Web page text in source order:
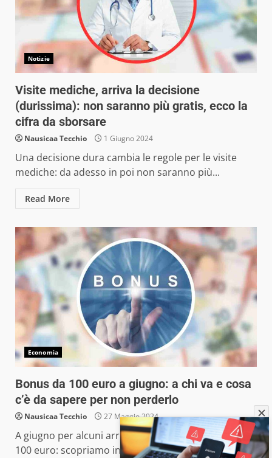
Notizie
Visite mediche, arriva la decisione
(durissima): non saranno più gratis, ecco la
cifra da sborsare
Nausicaa Tecchio 1 Giugno 2024
Una decisione dura cambia le regole per le visite
mediche: da adesso in poi non saranno più...
Read More
Economia
Bonus da 100 euro a giugno: a chi va e cosa
c’è da sapere per non perderlo
Nausicaa Tecchio 27 Maggio 2024
A giugno per alcuni arriverà un prezioso bonus da
100 euro: scopriamo insieme di che cosa si...